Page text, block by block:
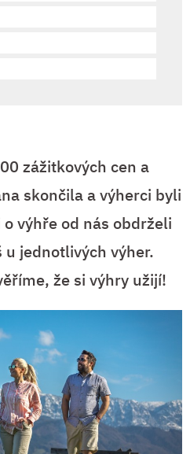
zážitkových cen a
skončila a výherci byli
výhře od nás obdrželi
jednotlivých výher.
že si výhry užijí!